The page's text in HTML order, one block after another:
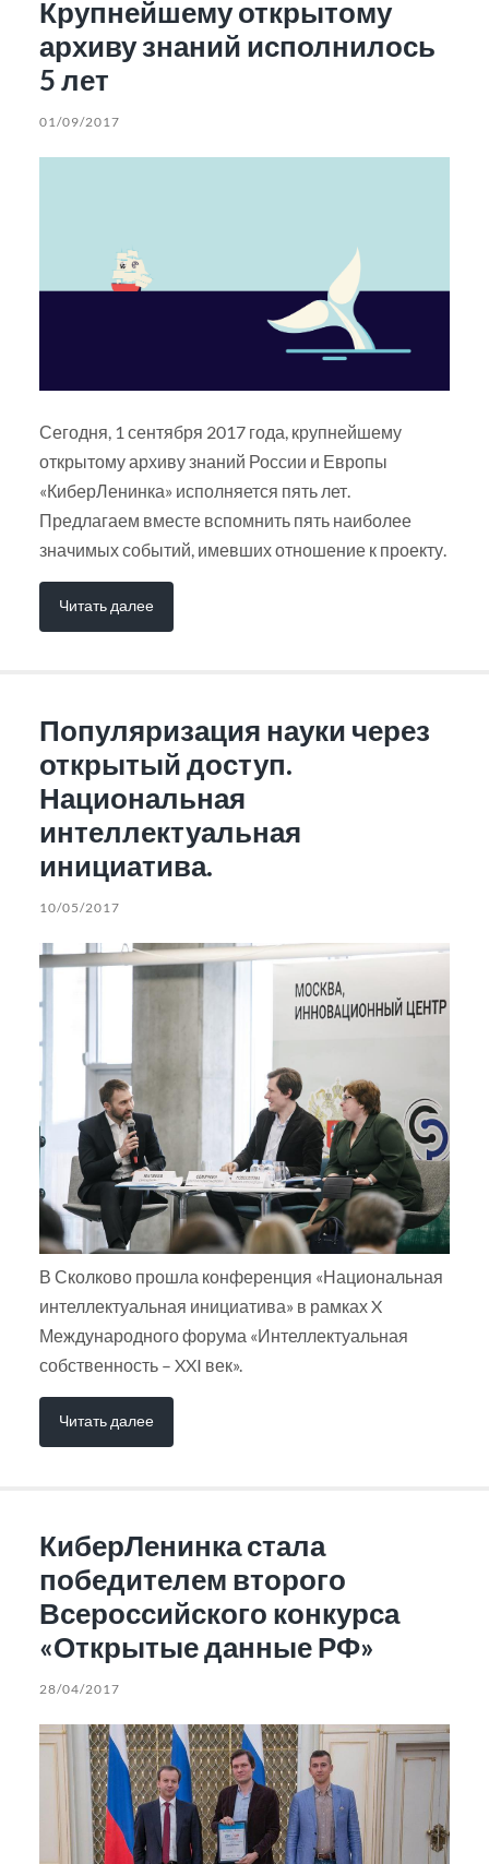
Крупнейшему открытому
архиву знаний исполнилось
5 лет
01/09/2017
Сегодня, 1 сентября 2017 года, крупнейшему
открытому архиву знаний России и Европы
«КиберЛенинка» исполняется пять лет.
Предлагаем вместе вспомнить пять наиболее
значимых событий, имевших отношение к проекту.
Читать далее
Популяризация науки через
открытый доступ.
Национальная
интеллектуальная
инициатива.
10/05/2017
В Сколково прошла конференция «Национальная
интеллектуальная инициатива» в рамках X
Международного форума «Интеллектуальная
собственность – XXI век».
Читать далее
КиберЛенинка стала
победителем второго
Всероссийского конкурса
«Открытые данные РФ»
28/04/2017